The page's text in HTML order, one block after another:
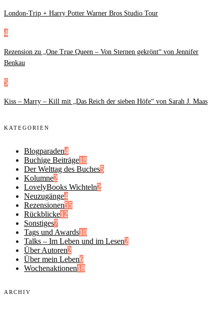
London-Trip + Harry Potter Warner Bros Studio Tour
4
Rezension zu „One True Queen – Von Sternen gekrönt“ von Jennifer
Benkau
5
Kiss – Marry – Kill mit „Das Reich der sieben Höfe“ von Sarah J. Maas
KATEGORIEN
Blogparaden4
Buchige Beiträge18
Der Welttag des Buches5
Kolumne2
LovelyBooks Wichteln2
Neuzugänge4
Rezensionen55
Rückblicke12
Sonstiges7
Tags und Awards10
Talks – Im Leben und im Lesen2
Über Autoren2
Über mein Leben6
Wochenaktionen18
ARCHIV